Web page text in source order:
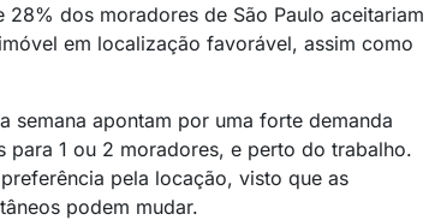
dos moradores de São Paulo aceitariam
em localização favorável, assim como
apontam por uma forte demanda
para 1 ou 2 moradores, e perto do trabalho.
pela locação, visto que as
podem mudar.